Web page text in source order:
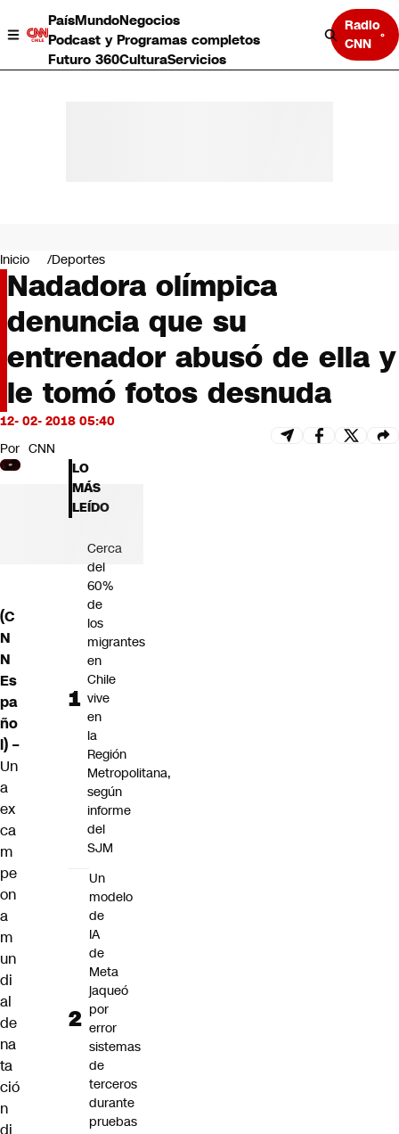
PaísMundoNegocios
Podcast y Programas completos
Futuro 360CulturaServicios
Radio
CNN
Negocios
Deportes
Programas completos
Cultura
Servicios
Bits
CNN tiempo
Futuro 360
Inicio Deportes
Nadadora olímpica
denuncia que su
entrenador abusó de ella y
le tomó fotos desnuda
12- 02- 2018 05:40
Por CNN
(C
N
N
Es
pa
ño
l) –
Un
a
ex
ca
m
pe
on
a
m
un
di
al
de
na
ta
ció
n
di
LO
MÁS
LEÍDO
Cerca
del
60%
de
los
migrantes
en
Chile
vive
en
la
Región
Metropolitana,
según
informe
del
SJM
Un
modelo
de
IA
de
Meta
jaqueó
por
error
sistemas
de
terceros
durante
pruebas